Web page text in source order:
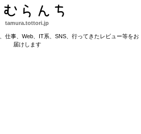
むらんち
tamura.tottori.jp
仕事、Web、IT系、SNS、行ってきたレビュー等をお
届けします